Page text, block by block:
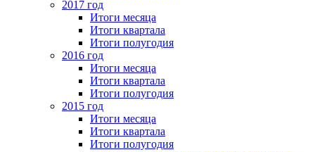
2017 год
Итоги месяца
Итоги квартала
Итоги полугодия
2016 год
Итоги месяца
Итоги квартала
Итоги полугодия
2015 год
Итоги месяца
Итоги квартала
Итоги полугодия